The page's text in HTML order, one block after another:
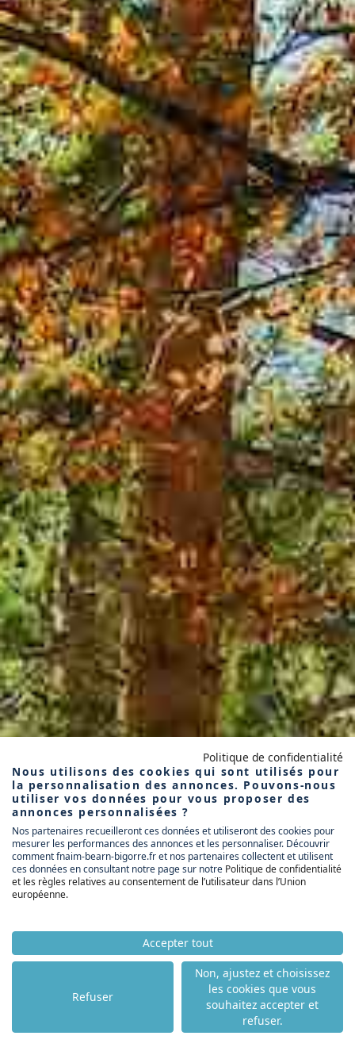
Politique de confidentialité
Nous utilisons des cookies qui sont utilisés pour
la personnalisation des annonces. Pouvons-nous
utiliser vos données pour vous proposer des
annonces personnalisées ?
Nos partenaires recueilleront ces données et utiliseront des cookies pour
mesurer les performances des annonces et les personnaliser. Découvrir
comment fnaim-bearn-bigorre.fr et nos partenaires collectent et utilisent
ces données en consultant notre page sur notre Politique de confidentialité
et les règles relatives au consentement de l’utilisateur dans l’Union
européenne.
Accepter tout
Refuser
Non, ajustez et choisissez
les cookies que vous
souhaitez accepter et
refuser.